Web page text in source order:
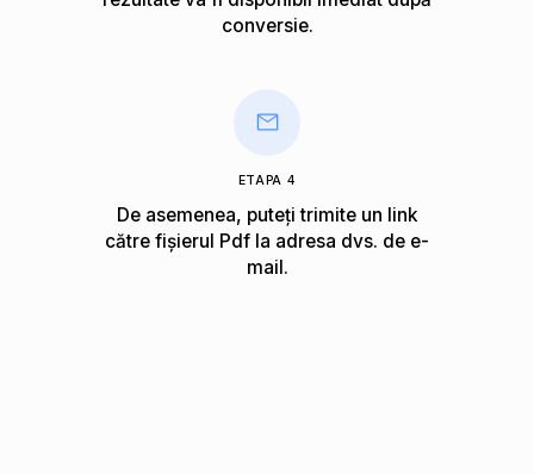
conversie.
ETAPA 4
De asemenea, puteți trimite un link
către fișierul Pdf la adresa dvs. de e-
mail.